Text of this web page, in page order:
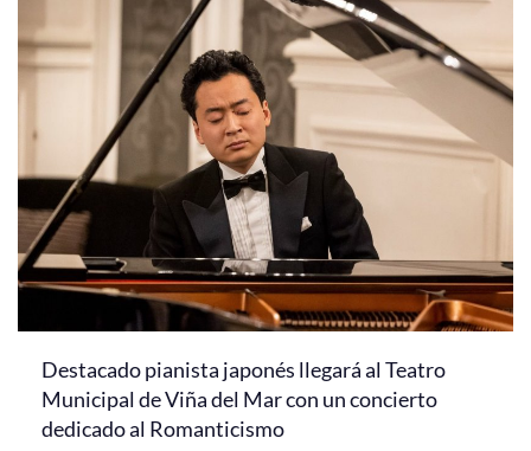
Destacado pianista japonés llegará al Teatro
Municipal de Viña del Mar con un concierto
dedicado al Romanticismo